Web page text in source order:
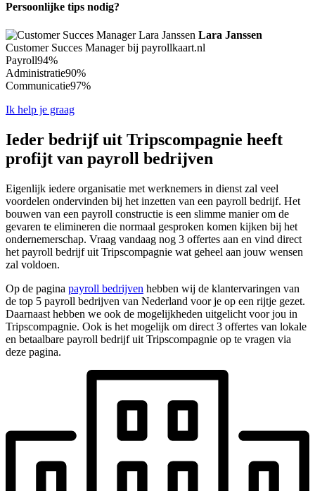
Persoonlijke tips nodig?
Lara Janssen
Customer Succes Manager bij payrollkaart.nl
Payroll94%
Administratie90%
Communicatie97%
Ik help je graag
Ieder bedrijf uit Tripscompagnie heeft
profijt van payroll bedrijven
Eigenlijk iedere organisatie met werknemers in dienst zal veel
voordelen ondervinden bij het inzetten van een payroll bedrijf. Het
bouwen van een payroll constructie is een slimme manier om de
gevaren te elimineren die normaal gesproken komen kijken bij het
ondernemerschap. Vraag vandaag nog 3 offertes aan en vind direct
het payroll bedrijf uit Tripscompagnie wat geheel aan jouw wensen
zal voldoen.
Op de pagina payroll bedrijven hebben wij de klantervaringen van
de top 5 payroll bedrijven van Nederland voor je op een rijtje gezet.
Daarnaast hebben we ook de mogelijkheden uitgelicht voor jou in
Tripscompagnie. Ook is het mogelijk om direct 3 offertes van lokale
en betaalbare payroll bedrijf uit Tripscompagnie op te vragen via
deze pagina.